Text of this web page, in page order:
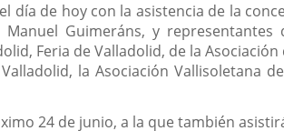
de hoy con la asistencia de la
Guimeráns, y
Feria de Valladolid, de la
la Asociación Vallisoletana
24 de junio, a la que también